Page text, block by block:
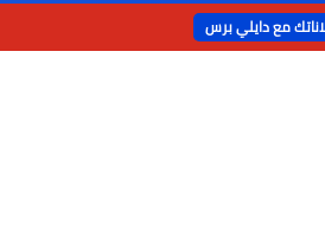
مع دايلي برس